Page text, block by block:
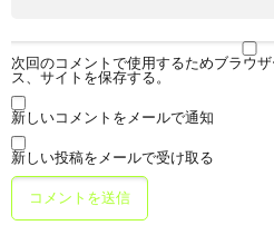
次回のコメントで使用するためブラウ
ス、サイトを保存する。
新しいコメントをメールで通知
新しい投稿をメールで受け取る